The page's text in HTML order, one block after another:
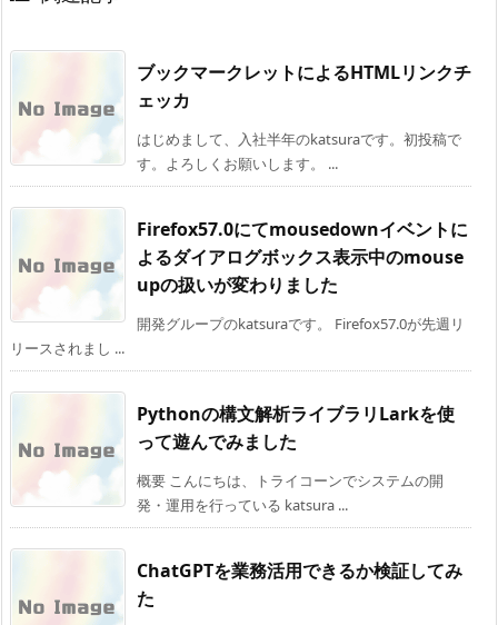
ブックマークレットによるHTMLリンクチ
ェッカ
はじめまして、入社半年のkatsuraです。初投稿で
す。よろしくお願いします。 ...
Firefox57.0にてmousedownイベントに
よるダイアログボックス表示中のmouse
upの扱いが変わりました
開発グループのkatsuraです。 Firefox57.0が先週リ
リースされまし ...
Pythonの構文解析ライブラリLarkを使
って遊んでみました
概要 こんにちは、トライコーンでシステムの開
発・運用を行っている katsura ...
ChatGPTを業務活用できるか検証してみ
た